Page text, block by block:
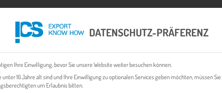
EXPORT BUSINESS PLÄNE EVENTS & NEWS INHALT
DATENSCHUTZ-PRÄFERENZ
Ihre Einwilligung, bevor Sie unsere Website weiter besuchen können.
unter 16 Jahre alt sind und Ihre Einwilligung zu optionalen Services geben möchten, müssen
um Erlaubnis bitten.